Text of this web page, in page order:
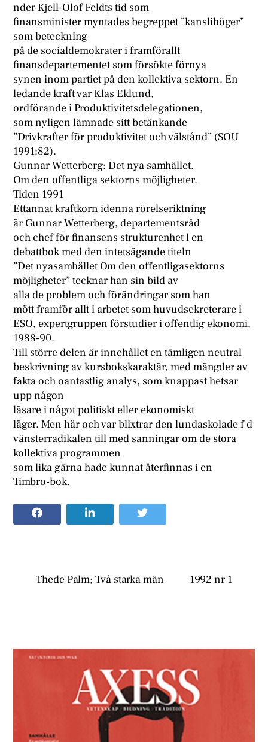
nder Kjell-Olof Feldts tid som
finansminister myntades begreppet ”kanslihöger”
som beteckning
på de socialdemokrater i framförallt
finansdepartementet som försökte förnya
synen inom partiet på den kollektiva sektorn. En
ledande kraft var Klas Eklund,
ordförande i Produktivitetsdelegationen,
som nyligen lämnade sitt betänkande
”Drivkrafter för produktivitet och välstånd” (SOU
1991:82).
Gunnar Wetterberg: Det nya samhället.
Om den offentliga sektorns möjligheter.
Tiden 1991
Ettannat kraftkorn idenna rörelseriktning
är Gunnar Wetterberg, departementsråd
och chef för finansens strukturenhet l en
debattbok med den intetsägande titeln
”Det nyasamhället Om den offentligasektorns
möjligheter” tecknar han sin bild av
alla de problem och förändringar som han
mött framför allt i arbetet som huvudsekreterare i
ESO, expertgruppen förstudier i offentlig ekonomi,
1988-90.
Till större delen är innehållet en tämligen neutral
beskrivning av kursbokskaraktär, med mängder av
fakta och oantastlig analys, som knappast hetsar
upp någon
läsare i något politiskt eller ekonomiskt
läger. Men här och var blixtrar den lundaskolade f d
vänsterradikalen till med sanningar om de stora
kollektiva programmen
som lika gärna hade kunnat återfinnas i en
Timbro-bok.
Thede Palm; Två starka män 1992 nr 1